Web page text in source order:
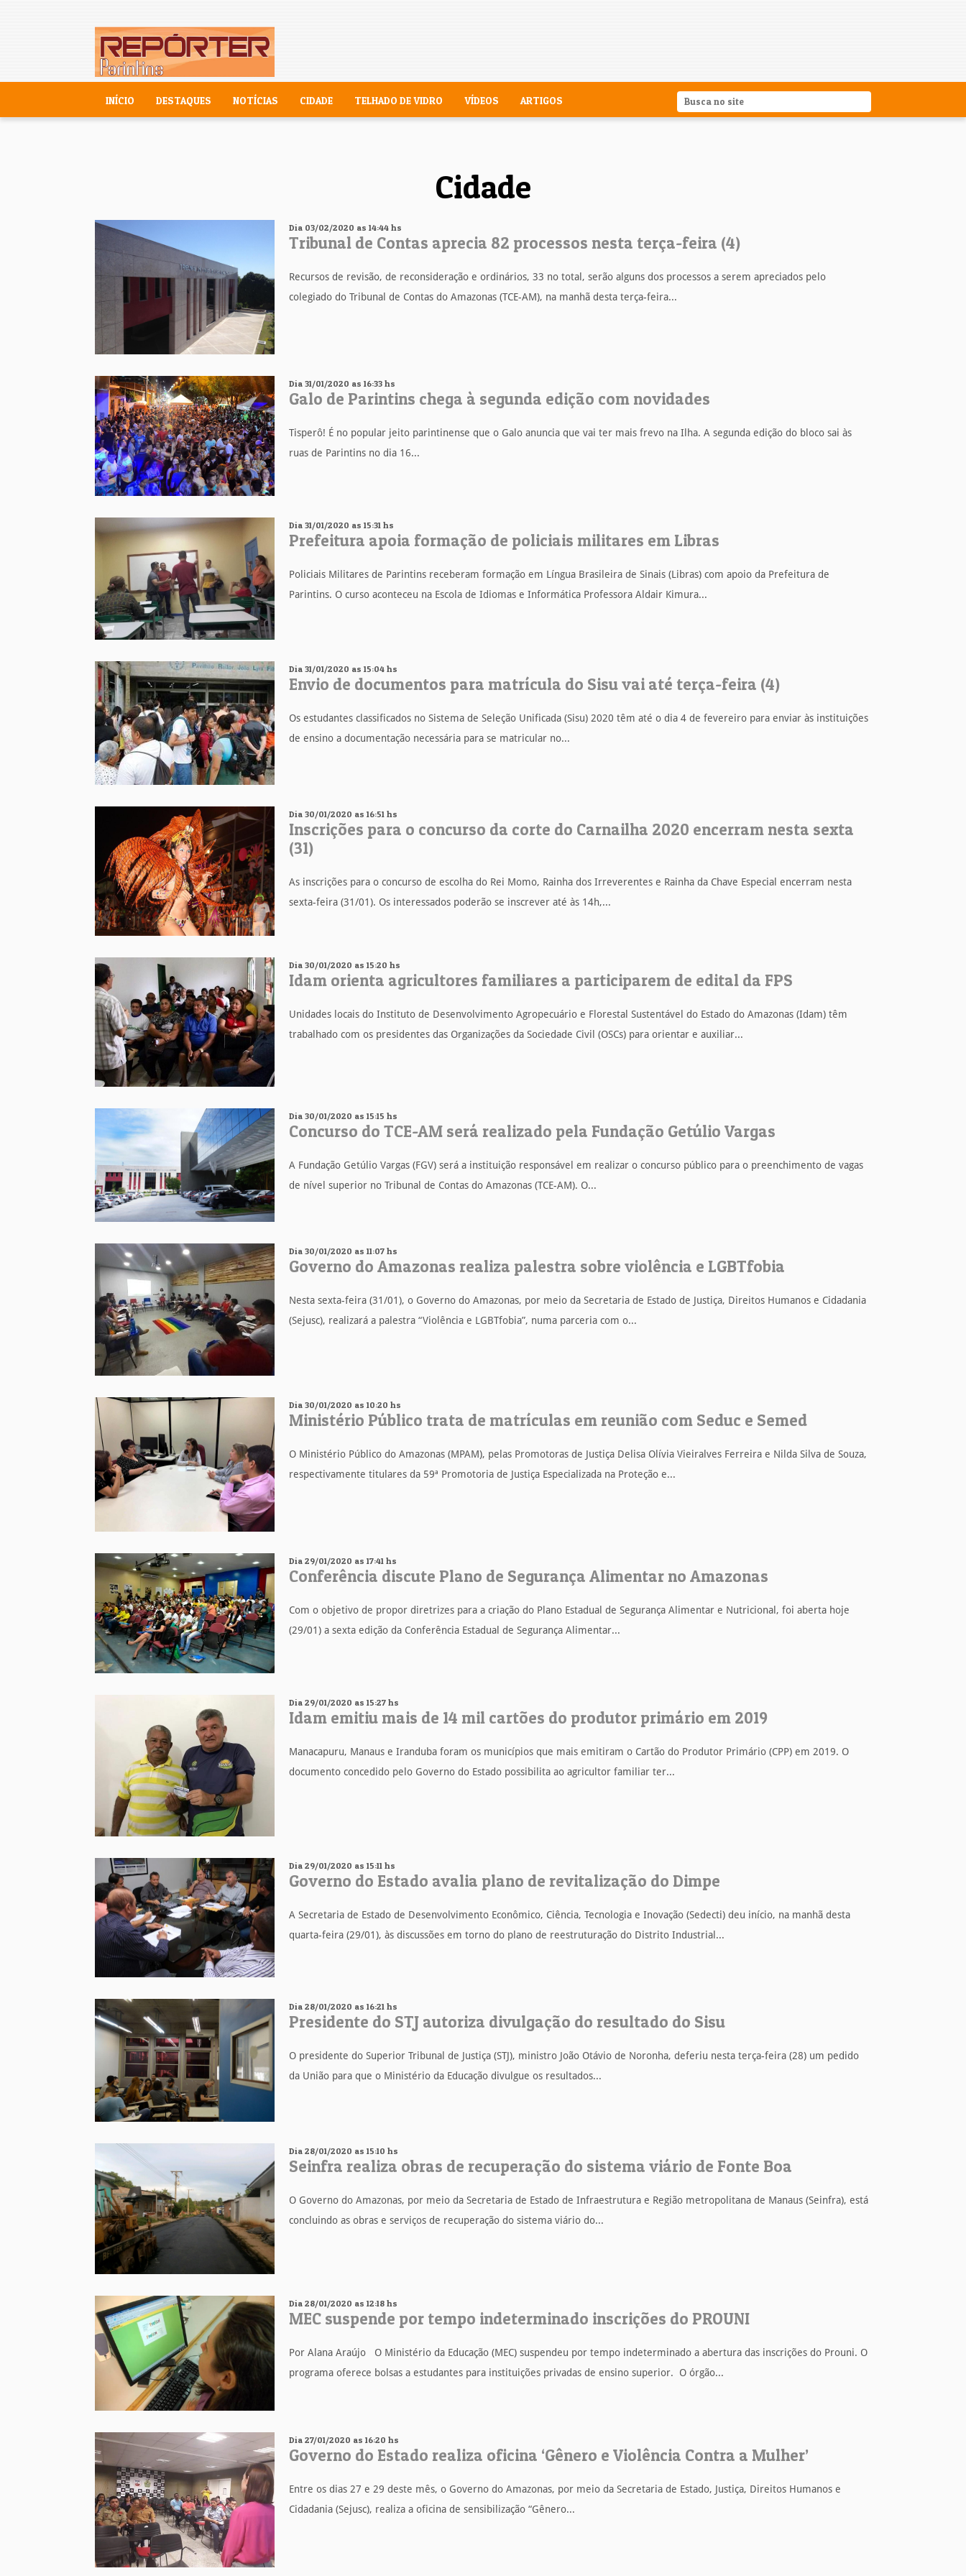
INÍCIO DESTAQUES NOTÍCIAS CIDADE TELHADO DE VIDRO VÍDEOS ARTIGOS
Cidade
Dia 03/02/2020 as 14:44 hs
Tribunal de Contas aprecia 82 processos nesta terça-feira (4)
Recursos de revisão, de reconsideração e ordinários, 33 no total, serão alguns dos processos a serem apreciados pelo
colegiado do Tribunal de Contas do Amazonas (TCE-AM), na manhã desta terça-feira...
Dia 31/01/2020 as 16:33 hs
Galo de Parintins chega à segunda edição com novidades
Tisperô! É no popular jeito parintinense que o Galo anuncia que vai ter mais frevo na Ilha. A segunda edição do bloco sai às
ruas de Parintins no dia 16...
Dia 31/01/2020 as 15:31 hs
Prefeitura apoia formação de policiais militares em Libras
Policiais Militares de Parintins receberam formação em Língua Brasileira de Sinais (Libras) com apoio da Prefeitura de
Parintins. O curso aconteceu na Escola de Idiomas e Informática Professora Aldair Kimura...
Dia 31/01/2020 as 15:04 hs
Envio de documentos para matrícula do Sisu vai até terça-feira (4)
Os estudantes classificados no Sistema de Seleção Unificada (Sisu) 2020 têm até o dia 4 de fevereiro para enviar às instituições
de ensino a documentação necessária para se matricular no...
Dia 30/01/2020 as 16:51 hs
Inscrições para o concurso da corte do Carnailha 2020 encerram nesta sexta
(31)
As inscrições para o concurso de escolha do Rei Momo, Rainha dos Irreverentes e Rainha da Chave Especial encerram nesta
sexta-feira (31/01). Os interessados poderão se inscrever até às 14h,...
Dia 30/01/2020 as 15:20 hs
Idam orienta agricultores familiares a participarem de edital da FPS
Unidades locais do Instituto de Desenvolvimento Agropecuário e Florestal Sustentável do Estado do Amazonas (Idam) têm
trabalhado com os presidentes das Organizações da Sociedade Civil (OSCs) para orientar e auxiliar...
Dia 30/01/2020 as 15:15 hs
Concurso do TCE-AM será realizado pela Fundação Getúlio Vargas
A Fundação Getúlio Vargas (FGV) será a instituição responsável em realizar o concurso público para o preenchimento de vagas
de nível superior no Tribunal de Contas do Amazonas (TCE-AM). O...
Dia 30/01/2020 as 11:07 hs
Governo do Amazonas realiza palestra sobre violência e LGBTfobia
Nesta sexta-feira (31/01), o Governo do Amazonas, por meio da Secretaria de Estado de Justiça, Direitos Humanos e Cidadania
(Sejusc), realizará a palestra “Violência e LGBTfobia”, numa parceria com o...
Dia 30/01/2020 as 10:20 hs
Ministério Público trata de matrículas em reunião com Seduc e Semed
O Ministério Público do Amazonas (MPAM), pelas Promotoras de Justiça Delisa Olívia Vieiralves Ferreira e Nilda Silva de Souza,
respectivamente titulares da 59ª Promotoria de Justiça Especializada na Proteção e...
Dia 29/01/2020 as 17:41 hs
Conferência discute Plano de Segurança Alimentar no Amazonas
Com o objetivo de propor diretrizes para a criação do Plano Estadual de Segurança Alimentar e Nutricional, foi aberta hoje
(29/01) a sexta edição da Conferência Estadual de Segurança Alimentar...
Dia 29/01/2020 as 15:27 hs
Idam emitiu mais de 14 mil cartões do produtor primário em 2019
Manacapuru, Manaus e Iranduba foram os municípios que mais emitiram o Cartão do Produtor Primário (CPP) em 2019. O
documento concedido pelo Governo do Estado possibilita ao agricultor familiar ter...
Dia 29/01/2020 as 15:11 hs
Governo do Estado avalia plano de revitalização do Dimpe
A Secretaria de Estado de Desenvolvimento Econômico, Ciência, Tecnologia e Inovação (Sedecti) deu início, na manhã desta
quarta-feira (29/01), às discussões em torno do plano de reestruturação do Distrito Industrial...
Dia 28/01/2020 as 16:21 hs
Presidente do STJ autoriza divulgação do resultado do Sisu
O presidente do Superior Tribunal de Justiça (STJ), ministro João Otávio de Noronha, deferiu nesta terça-feira (28) um pedido
da União para que o Ministério da Educação divulgue os resultados...
Dia 28/01/2020 as 15:10 hs
Seinfra realiza obras de recuperação do sistema viário de Fonte Boa
O Governo do Amazonas, por meio da Secretaria de Estado de Infraestrutura e Região metropolitana de Manaus (Seinfra), está
concluindo as obras e serviços de recuperação do sistema viário do...
Dia 28/01/2020 as 12:18 hs
MEC suspende por tempo indeterminado inscrições do PROUNI
Por Alana Araújo O Ministério da Educação (MEC) suspendeu por tempo indeterminado a abertura das inscrições do Prouni. O
programa oferece bolsas a estudantes para instituições privadas de ensino superior. O órgão...
Dia 27/01/2020 as 16:20 hs
Governo do Estado realiza oficina ‘Gênero e Violência Contra a Mulher’
Entre os dias 27 e 29 deste mês, o Governo do Amazonas, por meio da Secretaria de Estado, Justiça, Direitos Humanos e
Cidadania (Sejusc), realiza a oficina de sensibilização “Gênero...